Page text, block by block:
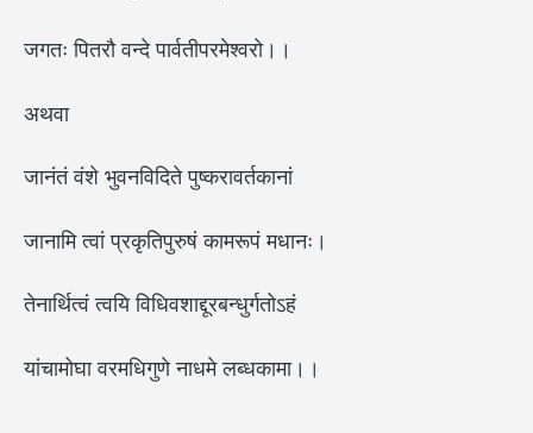
जगतः पितरौ वन्दे पार्वतीपरमेश्वरो।।
अथवा
जानंतं वंशे भुवनविदिते पुष्करावर्तकानां
जानामि त्वां प्रकृतिपुरुषं कामरूपं मधानः।
तेनार्थित्वं त्वयि विधिवशाद्दूरबन्धुर्गतोऽहं
यांचामोघा वरमधिगुणे नाधमे लब्धकामा।।